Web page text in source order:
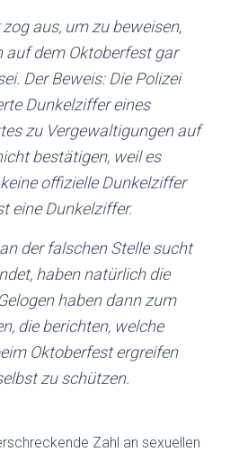
aus, um zu beweisen,
auf dem Oktoberfest gar
Der Beweis: Die Polizei
Dunkelziffer eines
zu Vergewaltigungen auf
bestätigen, weil es
offizielle Dunkelziffer
eine Dunkelziffer.
der falschen Stelle sucht
haben natürlich die
haben dann zum
die berichten, welche
Oktoberfest ergreifen
zu schützen.
Zahl an sexuellen